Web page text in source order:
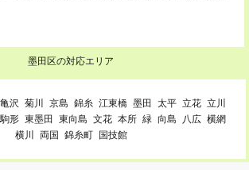
墨田区の対応エリア
亀沢 菊川 京島 錦糸 江東橋 墨田 太平 立花 立川
形 東墨田 東向島 文花 本所 緑 向島 八広 横網
横川
両国 錦糸町 国技館